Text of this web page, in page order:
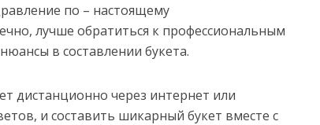
по – настоящему
лучше обратиться к профессиональным
в составлении букета.
дистанционно через интернет или
и составить шикарный букет вместе с